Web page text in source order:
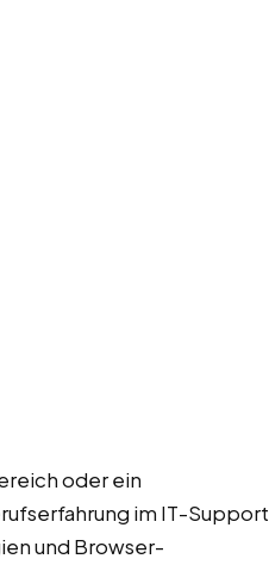
oder ein
im IT-Support
und Browser-